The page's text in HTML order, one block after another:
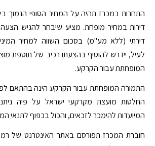
התחרות במכרז תהיה על המחיר הסופי הנמוך
דירות במחיר מופחת. מציע שיבחר להגיש
דירתי (ללא מע"מ) בסכום השווה למחיר
לעיל, יידרש להוסיף בהצעתו רכיב של תוספת
המופחתת עבור הקרקע.
החלטות מועצת מקרקעי ישראל על פיה
המיועדות להימכר לזכאים, והכול בכפוף לתנאי
חוברת המכרז תפורסם באתר האינטרנט של